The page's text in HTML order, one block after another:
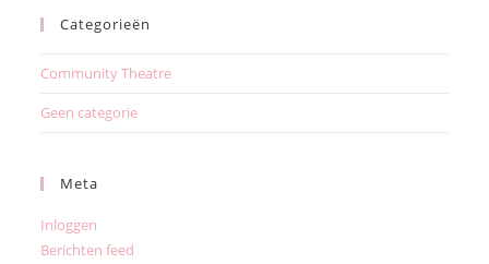
Categorieën
Community Theatre
Geen categorie
Meta
Inloggen
Berichten feed